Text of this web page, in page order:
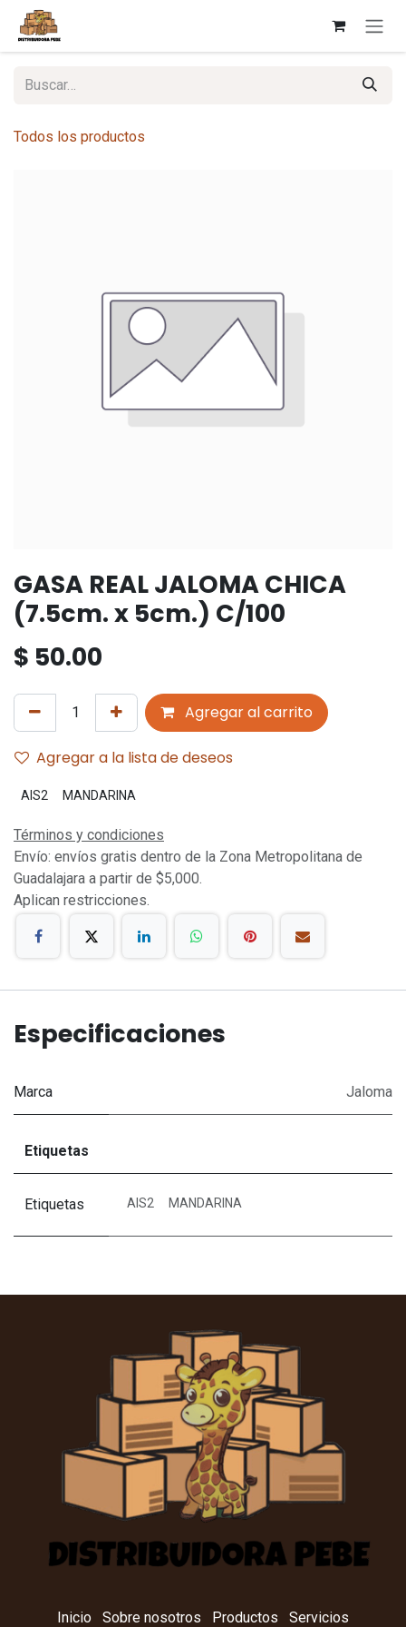
Ir al contenido
Todos los productos
GASA REAL JALOMA CHICA
(7.5cm. x 5cm.) C/100
$ 50.00
Agregar al carrito
Agregar a la lista de deseos
AIS2 MANDARINA
Términos y condiciones
Envío: envíos gratis dentro de la Zona Metropolitana de
Guadalajara a partir de $5,000.
Aplican restricciones.
Especificaciones
Marca Jaloma
Etiquetas
Etiquetas AIS2 MANDARINA
Inicio Sobre nosotros Productos Servicios